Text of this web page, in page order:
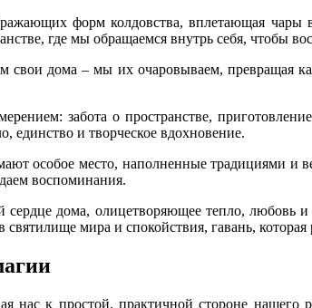
форм колдовства, вплетающая чары
где мы обращаемся внутрь себя, чтобы
дома – мы их очаровываем, превращая
забота о пространстве,
единство и творческое вдохновение.
особое место, наполненные традициями
воспоминания.
сердце дома, олицетворяющее тепло,
мира и спокойствия, гавань,
нас к простой, практичной стороне